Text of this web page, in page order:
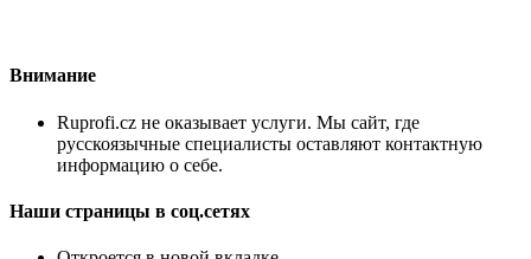
Внимание
Ruprofi.cz не оказывает услуги. Мы сайт, где
русскоязычные специалисты оставляют контактную
информацию о себе.
Наши страницы в соц.сетях